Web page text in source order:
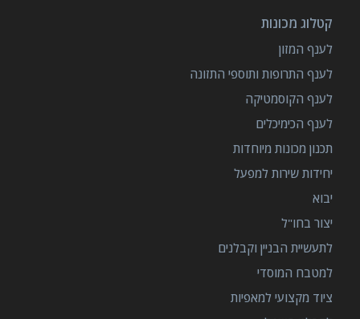
קטלוג מכונות
לענף המזון
לענף התרופות ותוספי התזונה
לענף הקוסמטיקה
לענף הכימיכלים
תכנון מכונות מיוחדות
יחידות שירות למפעל
יבוא
יצור בחו"ל
לתעשיית הבניין וקבלנים
למטבח המוסדי
ציוד מקצועי למאפיות